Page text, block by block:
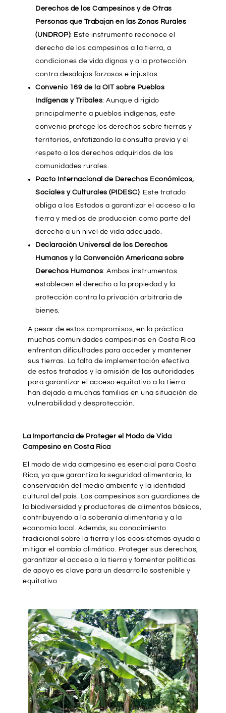
Derechos de los Campesinos y de Otras
Personas que Trabajan en las Zonas Rurales
(UNDROP): Este instrumento reconoce el
derecho de los campesinos a la tierra, a
condiciones de vida dignas y a la protección
contra desalojos forzosos e injustos.
Convenio 169 de la OIT sobre Pueblos
Indígenas y Tribales: Aunque dirigido
principalmente a pueblos indígenas, este
convenio protege los derechos sobre tierras y
territorios, enfatizando la consulta previa y el
respeto a los derechos adquiridos de las
comunidades rurales.
Pacto Internacional de Derechos Económicos,
Sociales y Culturales (PIDESC): Este tratado
obliga a los Estados a garantizar el acceso a la
tierra y medios de producción como parte del
derecho a un nivel de vida adecuado.
Declaración Universal de los Derechos
Humanos y la Convención Americana sobre
Derechos Humanos: Ambos instrumentos
establecen el derecho a la propiedad y la
protección contra la privación arbitraria de
bienes.
A pesar de estos compromisos, en la práctica
muchas comunidades campesinas en Costa Rica
enfrentan dificultades para acceder y mantener
sus tierras. La falta de implementación efectiva
de estos tratados y la omisión de las autoridades
para garantizar el acceso equitativo a la tierra
han dejado a muchas familias en una situación de
vulnerabilidad y desprotección.
La Importancia de Proteger el Modo de Vida
Campesino en Costa Rica
El modo de vida campesino es esencial para Costa
Rica, ya que garantiza la seguridad alimentaria, la
conservación del medio ambiente y la identidad
cultural del país. Los campesinos son guardianes de
la biodiversidad y productores de alimentos básicos,
contribuyendo a la soberanía alimentaria y a la
economía local. Además, su conocimiento
tradicional sobre la tierra y los ecosistemas ayuda a
mitigar el cambio climático. Proteger sus derechos,
garantizar el acceso a la tierra y fomentar políticas
de apoyo es clave para un desarrollo sostenible y
equitativo.